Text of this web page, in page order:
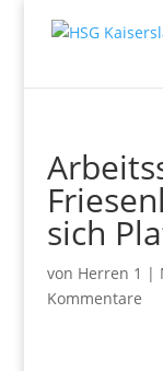
sich
von Herren 1 |
Kommentare